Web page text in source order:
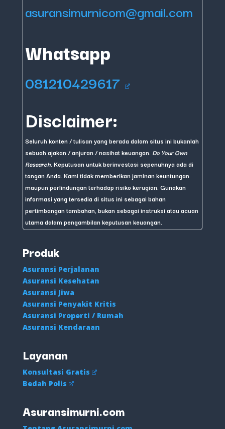
asuransimurnicom@gmail.com
Whatsapp
081210429617
Disclaimer:
Seluruh konten / tulisan yang berada dalam situs ini bukanlah
sebuah ajakan / anjuran / nasihat keuangan. Do Your Own
Research . Keputusan untuk berinvestasi sepenuhnya ada di
tangan Anda. Kami tidak memberikan jaminan keuntungan
maupun perlindungan terhadap risiko kerugian. Gunakan
informasi yang tersedia di situs ini sebagai bahan
pertimbangan tambahan, bukan sebagai instruksi atau acuan
utama dalam pengambilan keputusan keuangan.
Produk
Asuransi Perjalanan
Asuransi Kesehatan
Asuransi Jiwa
Asuransi Penyakit Kritis
Asuransi Properti / Rumah
Asuransi Kendaraan
Layanan
Konsultasi Gratis
Bedah Polis
Asuransimurni.com